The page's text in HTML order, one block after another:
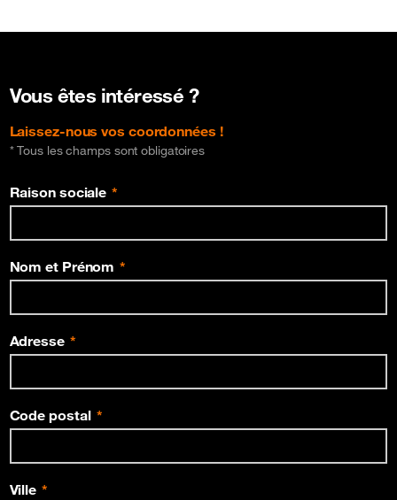
Vous êtes intéressé ?
Laissez-nous vos coordonnées !
* Tous les champs sont obligatoires
Raison sociale
Nom et Prénom
Adresse
Code postal
Ville